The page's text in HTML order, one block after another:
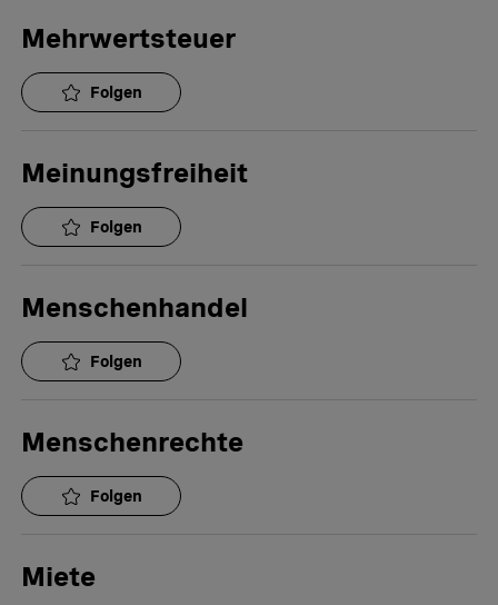
Mehrwertsteuer
Folgen
Meinungsfreiheit
Folgen
Menschenhandel
Folgen
Menschenrechte
Folgen
Miete